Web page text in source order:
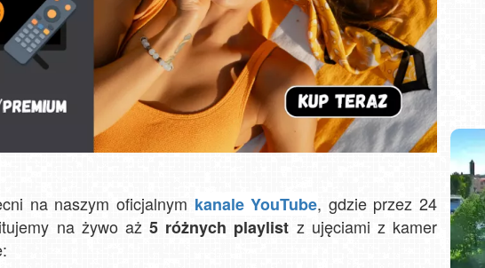
na naszym oficjalnym kanale YouTube, gdzie przez 24
na żywo aż5 różnych playlist z ujęciami z kamer
Krupówki NOWOŚĆ Władysławowo - widok na plażę - NOWOŚĆ